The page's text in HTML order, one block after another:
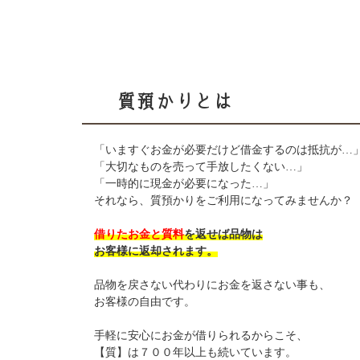
質預かりとは
「いますぐお金が必要だけど借金するのは抵抗が…
「大切なものを売って手放したくない…」
「一時的に現金が必要になった…」
それなら、質預かりをご利用になってみませんか？
借りたお金と質料を返せば品物は
お客様に返却されます。
品物を戻さない代わりにお金を返さない事も、
お客様の自由です。
手軽に安心にお金が借りられるからこそ、
【質】は７００年以上も続いています。